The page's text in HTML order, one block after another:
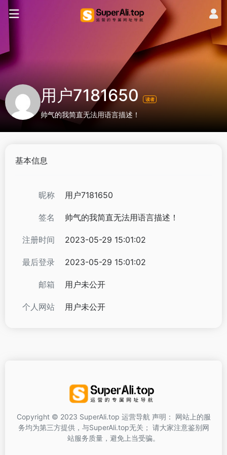
用户7181650 读者
帅气的我简直无法用语言描述！
基本信息
昵称 用户7181650
签名 帅气的我简直无法用语言描述！
注册时间 2023-05-29 15:01:02
最后登录 2023-05-29 15:01:02
邮箱 用户未公开
个人网站 用户未公开
Copyright © 2023 SuperAli.top 运营导航 声明： 网站上的服
务均为第三方提供，与SuperAli.top无关； 请大家注意鉴别网
站服务质量，避免上当受骗。